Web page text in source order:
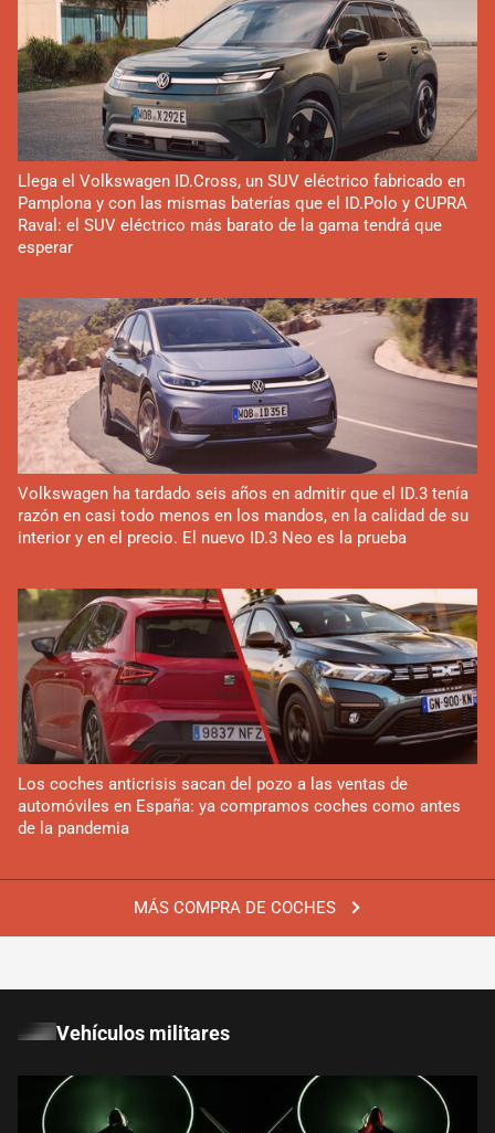
MÁS COMPRA DE COCHES
Llega el Volkswagen ID.Cross, un SUV eléctrico fabricado en
Pamplona y con las mismas baterías que el ID.Polo y CUPRA
Raval: el SUV eléctrico más barato de la gama tendrá que
esperar
Volkswagen ha tardado seis años en admitir que el ID.3 tenía
razón en casi todo menos en los mandos, en la calidad de su
interior y en el precio. El nuevo ID.3 Neo es la prueba
Los coches anticrisis sacan del pozo a las ventas de
automóviles en España: ya compramos coches como antes
de la pandemia
Vehículos militares